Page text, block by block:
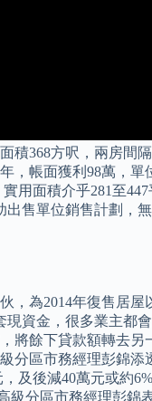
積368方呎，兩房間
，帳面獲利98萬，單
用面積介乎281至
售單位銷售計劃，
，為2014年復售居屋
現資金，很多業主都
將餘下貸款額轉去另
分區市務經理彭錦添
及後減40萬元或約
級分區市務經理彭錦